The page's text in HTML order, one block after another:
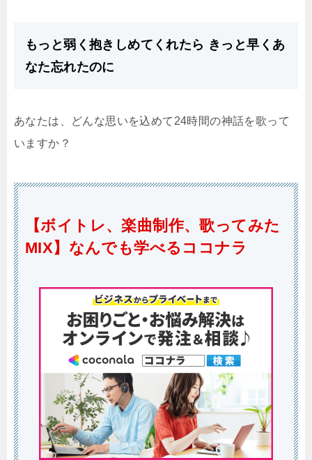
もっと弱く抱きしめてくれたら きっと早くあ
なた忘れたのに
あなたは、どんな思いを込めて24時間の神話を歌って
いますか？
【ボイトレ、楽曲制作、歌ってみた
MIX】なんでも学べるココナラ